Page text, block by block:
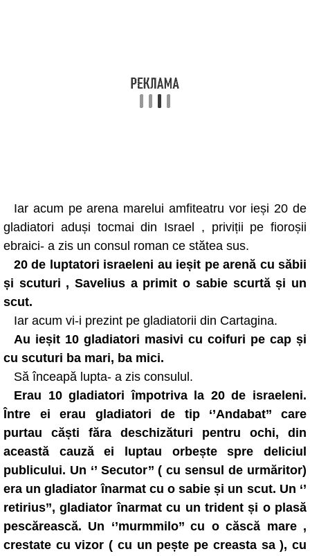
Iar acum pe arena marelui amfiteatru vor ieși 20 de
gladiatori aduși tocmai din Israel , priviții pe fioroșii
ebraici- a zis un consul roman ce stătea sus.
20 de luptatori israeleni au ieșit pe arenă cu săbii
și scuturi , Savelius a primit o sabie scurtă și un
scut.
Iar acum vi-i prezint pe gladiatorii din Cartagina.
Au ieșit 10 gladiatori masivi cu coifuri pe cap și
cu scuturi ba mari, ba mici.
Să înceapă lupta- a zis consulul.
Erau 10 gladiatori împotriva la 20 de israeleni.
Între ei erau gladiatori de tip ‘’Andabat’’ care
purtau căști făra deschizături pentru ochi, din
această cauză ei luptau orbește spre deliciul
publicului. Un ‘’ Secutor’’ ( cu sensul de urmăritor)
era un gladiator înarmat cu o sabie și un scut. Un ‘’
retirius’’, gladiator înarmat cu un trident și o plasă
pescărească. Un ‘’murmmilo’’ cu o căscă mare ,
crestate cu vizor ( cu un pește pe creasta sa ), cu